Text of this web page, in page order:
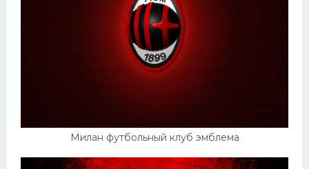
Милан футбольный клуб эмблема